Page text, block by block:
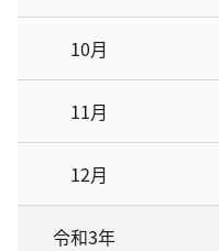
10月
11月
12月
令和3年